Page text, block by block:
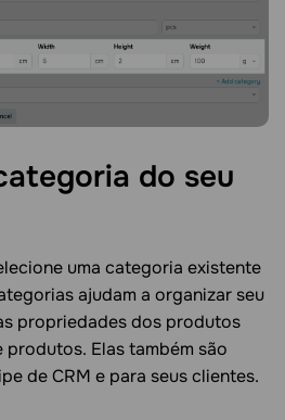
do seu
uma categoria existente
ajudam a organizar seu
propriedades dos produtos
Elas também são
de CRM e para seus clientes.